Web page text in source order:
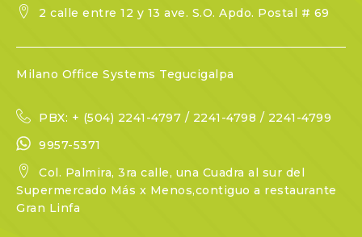
2 calle entre 12 y 13 ave. S.O. Apdo. Postal # 69
Milano Office Systems Tegucigalpa
PBX: + (504) 2241-4797 / 2241-4798 / 2241-4799
9957-5371
Col. Palmira, 3ra calle, una Cuadra al sur del
Supermercado Más x Menos,contiguo a restaurante
Gran Linfa